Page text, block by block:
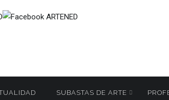
SUBASTAS DE ARTE